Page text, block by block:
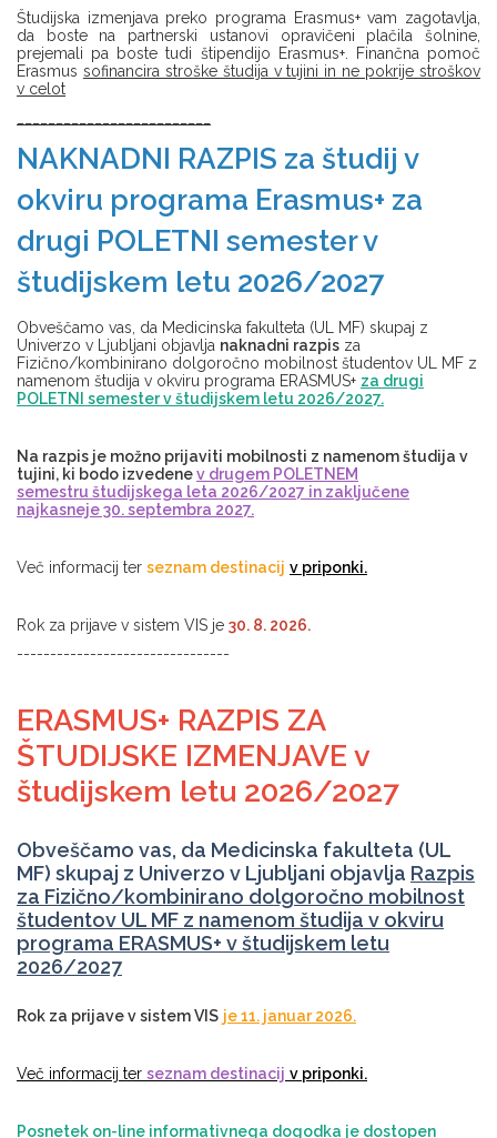
Študijska izmenjava preko programa Erasmus+ vam zagotavlja,
da boste na partnerski ustanovi opravičeni plačila šolnine,
prejemali pa boste tudi štipendijo Erasmus+. Finančna pomoč
Erasmus sofinancira stroške študija v tujini in ne pokrije stroškov
v celot
NAKNADNI RAZPIS za študij v
okviru programa Erasmus+ za
drugi POLETNI semester v
študijskem letu 2026/2027
Obveščamo vas, da Medicinska fakulteta (UL MF) skupaj z
Univerzo v Ljubljani objavlja naknadni razpis za
Fizično/kombinirano dolgoročno mobilnost študentov UL MF z
namenom študija v okviru programa ERASMUS+ za drugi
POLETNI semester v študijskem letu 2026/2027.
Na razpis je možno prijaviti mobilnosti z namenom študija v
tujini, ki bodo izvedenev drugem POLETNEM
semestru študijskega leta 2026/2027 in zaključene
najkasneje 30. septembra 2027.
Več informacij ter seznam destinacij v priponki.
Rok za prijave v sistem VIS je 30. 8. 2026.
--------------------------------
ERASMUS+ RAZPIS ZA
ŠTUDIJSKE IZMENJAVE v
študijskem letu 2026/2027
Obveščamo vas, da Medicinska fakulteta (UL
MF) skupaj z Univerzo v Ljubljani objavlja Razpis
za Fizično/kombinirano dolgoročno mobilnost
študentov UL MF z namenom študija v okviru
programa ERASMUS+ v študijskem letu
2026/2027
Rok za prijave v sistem VIS je 11. januar 2026.
Več informacij ter seznam destinacij v priponki.
Posnetek on-line informativnega dogodka je dostopen